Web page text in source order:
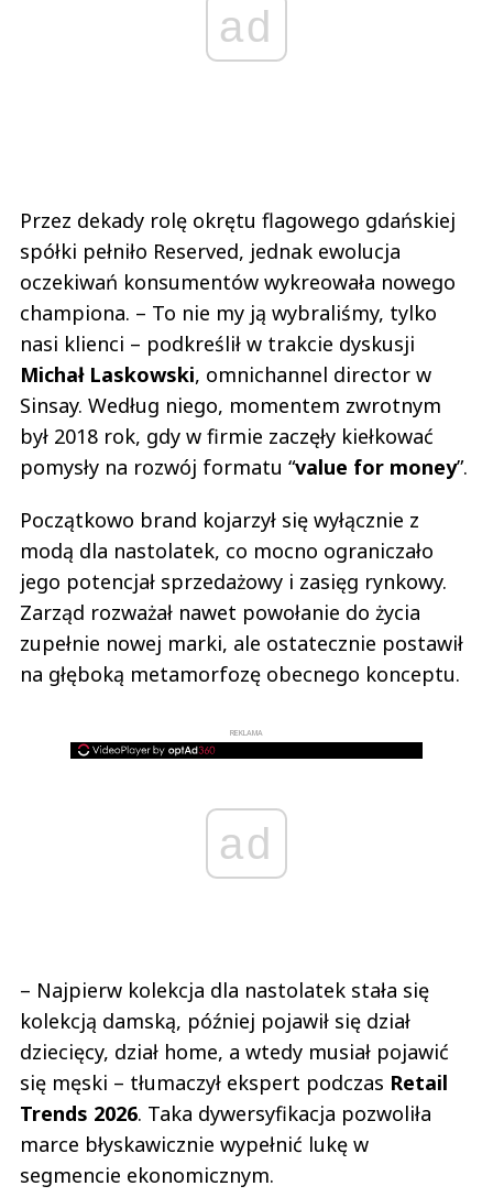
ad
Przez dekady rolę okrętu flagowego gdańskiej
spółki pełniło Reserved, jednak ewolucja
oczekiwań konsumentów wykreowała nowego
championa. – To nie my ją wybraliśmy, tylko
nasi klienci – podkreślił w trakcie dyskusji
Michał Laskowski, omnichannel director w
Sinsay. Według niego, momentem zwrotnym
był 2018 rok, gdy w firmie zaczęły kiełkować
pomysły na rozwój formatu “value for money”.
Początkowo brand kojarzył się wyłącznie z
modą dla nastolatek, co mocno ograniczało
jego potencjał sprzedażowy i zasięg rynkowy.
Zarząd rozważał nawet powołanie do życia
zupełnie nowej marki, ale ostatecznie postawił
na głęboką metamorfozę obecnego konceptu.
REKLAMA
ad
– Najpierw kolekcja dla nastolatek stała się
kolekcją damską, później pojawił się dział
dziecięcy, dział home, a wtedy musiał pojawić
się męski – tłumaczył ekspert podczas Retail
Trends 2026. Taka dywersyfikacja pozwoliła
marce błyskawicznie wypełnić lukę w
segmencie ekonomicznym.